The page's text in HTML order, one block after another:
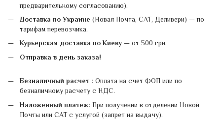
предварительному согласованию).
Доставка по Украине (Новая Почта, САТ, Деливери) — по
тарифам перевозчика.
Курьерская доставка по Киеву — от 500 грн.
Отправка в день заказа!
Безналичный расчет : Оплата на счет ФОП или по
безналичному расчету с НДС.
Наложенный платеж: При получении в отделении Новой
Почты или САТ с услугой (запрет на выдачу).